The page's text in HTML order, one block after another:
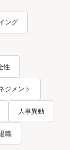
ング
性
ジメント
人事異動
職